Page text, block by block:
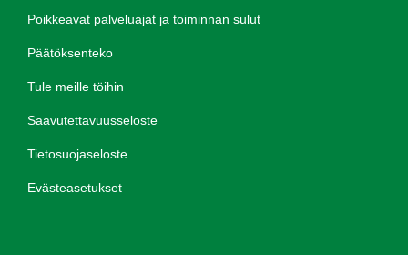
Poikkeavat palveluajat ja toiminnan sulut
Päätöksenteko
Tule meille töihin
Saavutettavuusseloste
Tietosuojaseloste
Evästeasetukset